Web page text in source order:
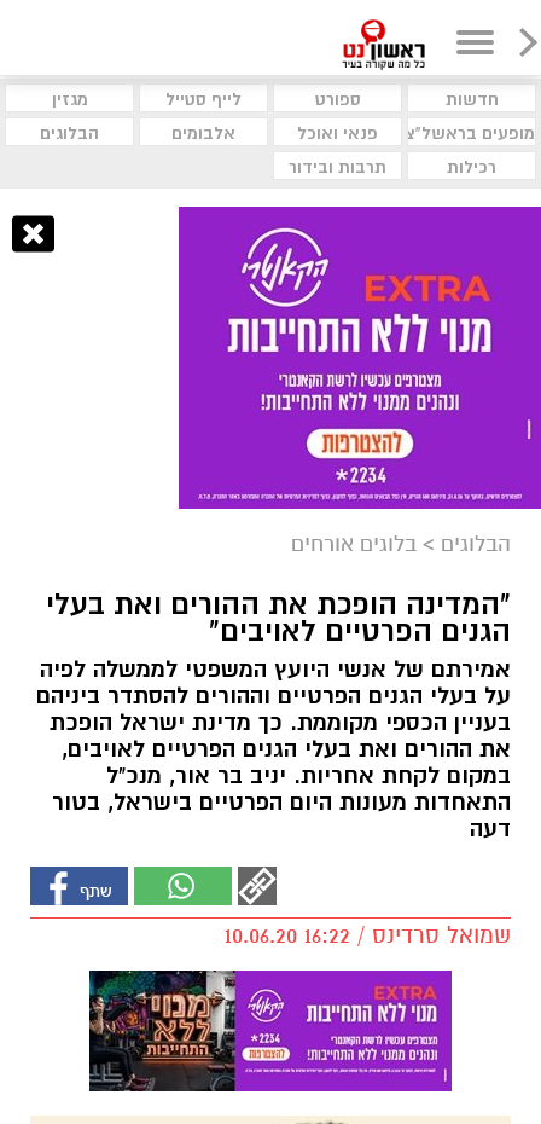
חדשות ספורט לייף סטייל
מגזין
מופעים בראשל"צ
פנאי ואוכל אלבומים
הבלוגים
רכילות
תרבות ובידור
הבלוגים > בלוגים אורחים
"המדינה הופכת את ההורים ואת בעלי
הגנים הפרטיים לאויבים"
אמירתם של אנשי היועץ המשפטי לממשלה לפיה
על בעלי הגנים הפרטיים וההורים להסתדר ביניהם
בעניין הכספי מקוממת. כך מדינת ישראל הופכת
את ההורים ואת בעלי הגנים הפרטיים לאויבים,
במקום לקחת אחריות. יניב בר אור, מנכ"ל
התאחדות מעונות היום הפרטיים בישראל, בטור
דעה
שמואל סרדינס / 16:22 10.06.20